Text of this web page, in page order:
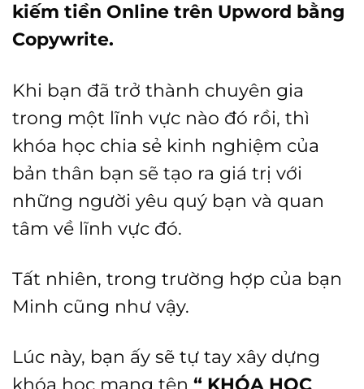
kiếm tiền Online trên Upword bằng
Copywrite.
Khi bạn đã trở thành chuyên gia
trong một lĩnh vực nào đó rồi, thì
khóa học chia sẻ kinh nghiệm của
bản thân bạn sẽ tạo ra giá trị với
những người yêu quý bạn và quan
tâm về lĩnh vực đó.
Tất nhiên, trong trường hợp của bạn
Minh cũng như vậy.
Lúc này, bạn ấy sẽ tự tay xây dựng
khóa học mang tên “ KHÓA HỌC